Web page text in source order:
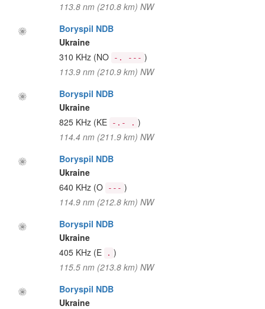
113.8 nm (210.8 km) NW
Boryspil NDB
Ukraine
310 KHz (NO -. --- )
113.9 nm (210.9 km) NW
Boryspil NDB
Ukraine
825 KHz (KE -.- . )
114.4 nm (211.9 km) NW
Boryspil NDB
Ukraine
640 KHz (O --- )
114.9 nm (212.8 km) NW
Boryspil NDB
Ukraine
405 KHz (E . )
115.5 nm (213.8 km) NW
Boryspil NDB
Ukraine